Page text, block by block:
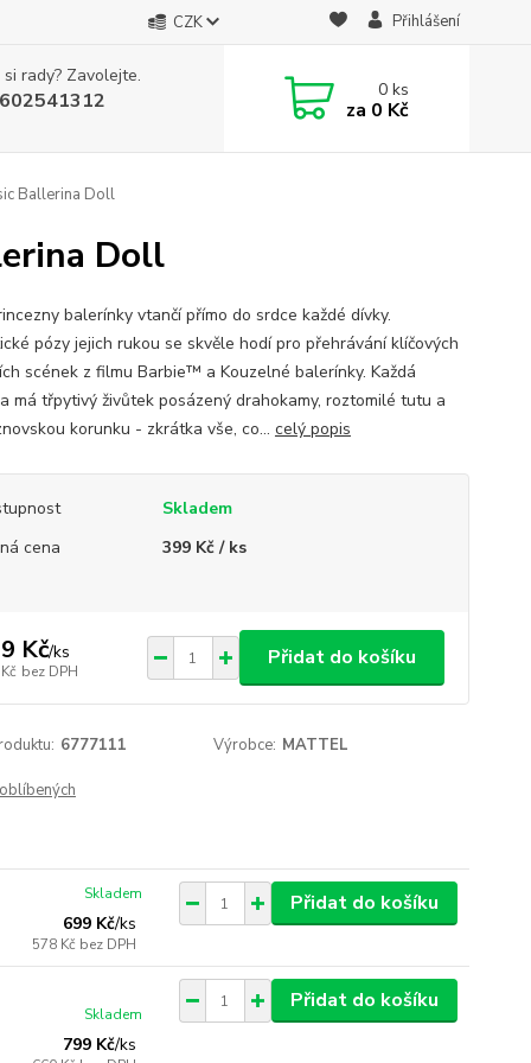
CZK Přihlášení
rady? Zavolejte.
0ks
za 0 Kč
Ballerina Doll
Doll
balerínky vtančí přímo do srdce každé dívky.
pózy jejich rukou se skvěle hodí pro přehrávání klíčových
scének z filmu Barbie™ a Kouzelné balerínky. Každá
má třpytivý živůtek posázený drahokamy, roztomilé tutu a
korunku - zkrátka vše, co... celý popis
Skladem
cena
399 Kč / ks
Kč/ks
bez DPH
Přidat do košíku
6777111 Výrobce: MATTEL
699 Kč/ks
578 Kč bez DPH
Skladem Přidat do košíku
799 Kč/ks
Skladem
Přidat do košíku